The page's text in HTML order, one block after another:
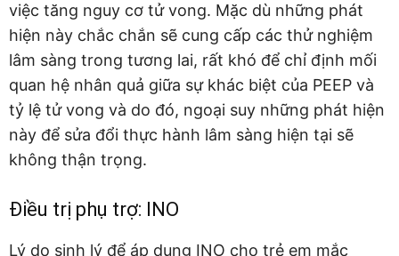
việc tăng nguy cơ tử vong. Mặc dù những phát
hiện này chắc chắn sẽ cung cấp các thử nghiệm
lâm sàng trong tương lai, rất khó để chỉ định mối
quan hệ nhân quả giữa sự khác biệt của PEEP và
tỷ lệ tử vong và do đó, ngoại suy những phát hiện
này để sửa đổi thực hành lâm sàng hiện tại sẽ
không thận trọng.
Điều trị phụ trợ: INO
Lý do sinh lý để áp dụng INO cho trẻ em mắc